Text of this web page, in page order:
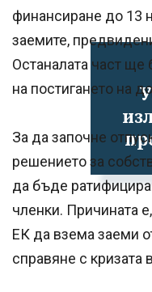
финансиране до 13
заемите,
Останалата част ще
на постигането на
За да започне
решението за
да бъде
членки. Причината
ЕК да взема заеми
справяне с кризата